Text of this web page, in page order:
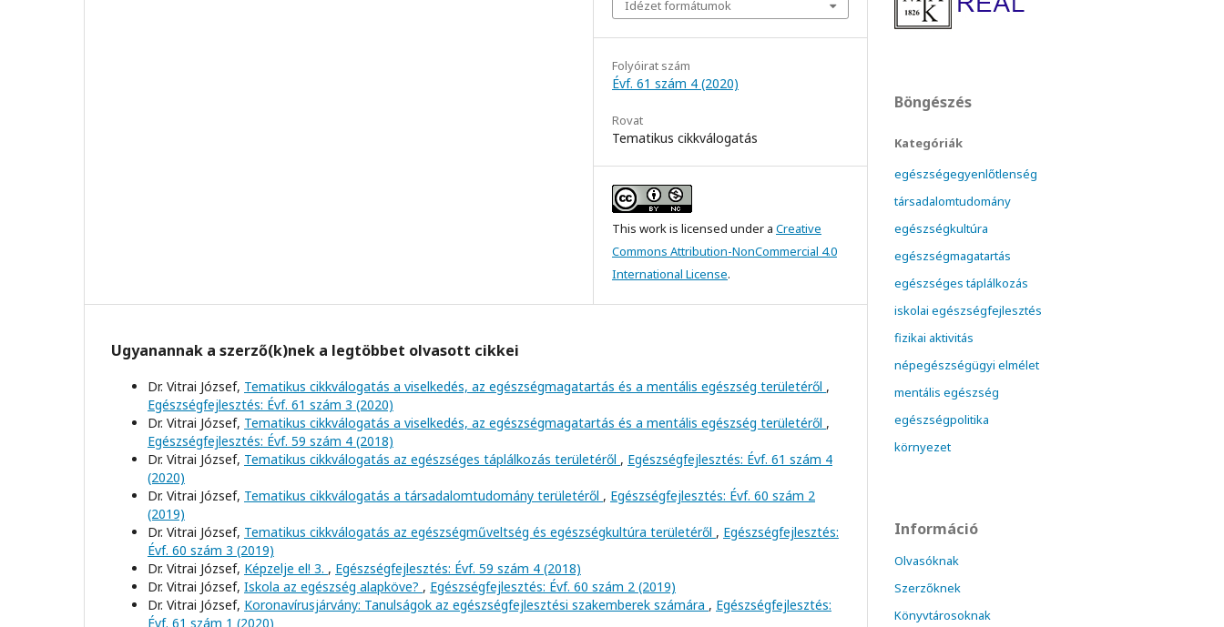
Idézet formátumok
Folyóirat szám
Évf. 61 szám 4 (2020)
Rovat
Tematikus cikkválogatás
This work is licensed under a Creative
Commons Attribution-NonCommercial 4.0
International License.
Ugyanannak a szerző(k)nek a legtöbbet olvasott cikkei
Dr. Vitrai József, Tematikus cikkválogatás a viselkedés, az egészségmagatartás és a mentális egészség területéről ,
Egészségfejlesztés: Évf. 61 szám 3 (2020)
Dr. Vitrai József, Tematikus cikkválogatás a viselkedés, az egészségmagatartás és a mentális egészség területéről ,
Egészségfejlesztés: Évf. 59 szám 4 (2018)
Dr. Vitrai József, Tematikus cikkválogatás az egészséges táplálkozás területéről , Egészségfejlesztés: Évf. 61 szám 4
(2020)
Dr. Vitrai József, Tematikus cikkválogatás a társadalomtudomány területéről , Egészségfejlesztés: Évf. 60 szám 2
(2019)
Dr. Vitrai József, Tematikus cikkválogatás az egészségműveltség és egészségkultúra területéről , Egészségfejlesztés:
Évf. 60 szám 3 (2019)
Dr. Vitrai József, Képzelje el! 3. , Egészségfejlesztés: Évf. 59 szám 4 (2018)
Dr. Vitrai József, Iskola az egészség alapköve? , Egészségfejlesztés: Évf. 60 szám 2 (2019)
Dr. Vitrai József, Koronavírusjárvány: Tanulságok az egészségfejlesztési szakemberek számára , Egészségfejlesztés:
Évf. 61 szám 1 (2020)
Böngészés
Kategóriák
egészségegyenlőtlenség
társadalomtudomány
egészségkultúra
egészségmagatartás
egészséges táplálkozás
iskolai egészségfejlesztés
fizikai aktivitás
népegészségügyi elmélet
mentális egészség
egészségpolitika
környezet
Információ
Olvasóknak
Szerzőknek
Könyvtárosoknak